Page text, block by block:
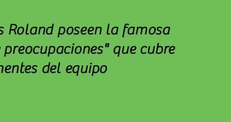
Roland poseen la famosa
que cubre
del equipo